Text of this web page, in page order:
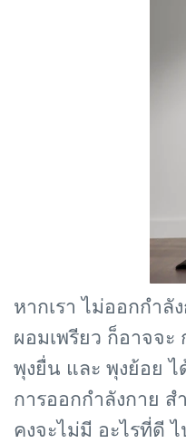
หากเรา ไม่ออกกำลั
ผอมเพรียว ก็อาจจ
พุงยื่น และ พุงย้อย
การออกกำลังกาย
คงจะไม่มี อะไรที่ดี ไ